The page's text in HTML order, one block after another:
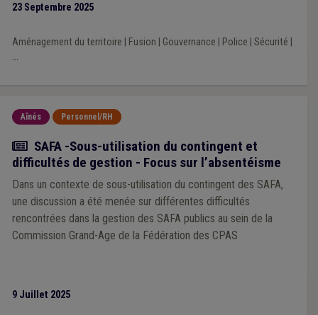
23 Septembre 2025
Aménagement du territoire Fusion Gouvernance Police Sécurité
...
Aînés Personnel/RH
Actualité
SAFA -Sous-utilisation du contingent et
difficultés de gestion - Focus sur l’absentéisme
Dans un contexte de sous-utilisation du contingent des SAFA,
une discussion a été menée sur différentes difficultés
rencontrées dans la gestion des SAFA publics au sein de la
Commission Grand-Age de la Fédération des CPAS
9 Juillet 2025